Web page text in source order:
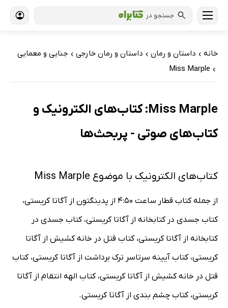
جستجو در
خانه › داستان و رمان › داستان و رمان خارجی › جنایی و معمایی
›
Miss Marple
Miss Marple: کتاب‌های الکترونیک و
کتاب‌های صوتی - پربحث‌ها
کتاب‌های الکترونیک با موضوع Miss Marple
از جمله کتاب قطار ساعت 4:50 از پدینگتون از آگاتا کریستی،
کتاب جسدی در کتابخانه از آگاتا کریستی، کتاب جسدی در
کتابخانه از آگاتا کریستی، کتاب قتل در خانه کشیش از آگاتا
کریستی، کتاب آیینه سرتاسر ترک برداشت از آگاتا کریستی، کتاب
قتل در خانه کشیش از آگاتا کریستی، کتاب الهه انتقام از آگاتا
کریستی، کتاب چشم بندی از آگاتا کریستی.